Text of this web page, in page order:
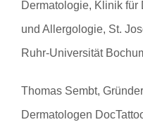
Dermatologie, Klinik
und Allergologie, St.
Ruhr-Universität
Thomas Sembt,
Dermatologen